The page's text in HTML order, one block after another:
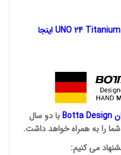
Botta Designبا دو سال
شما را به همراه خواهد داشت.
می کنیم: